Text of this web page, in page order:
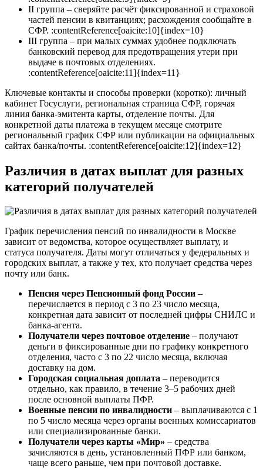
II группа – сверяйте расчёт фиксированной и страховой
частей пенсии в квитанциях; расхождения сообщайте в
СФР. :contentReference[oaicite:10]{index=10}
III группа – при малых суммах удобнее подключать
банковский перевод для предотвращения утери при
выдаче в почтовых отделениях.
:contentReference[oaicite:11]{index=11}
Ключевые контакты и способы проверки (коротко): личный
кабинет Госуслуги, региональная страница СФР, горячая
линия банка-эмитента карты, отделение почты. Для
конкретной даты платежа в текущем месяце смотрите
региональный график СФР или публикации на официальных
сайтах банка/почты. :contentReference[oaicite:12]{index=12}
Различия в датах выплат для разных
категорий получателей
График перечисления пенсий по инвалидности в Москве
зависит от ведомства, которое осуществляет выплату, и
статуса получателя. Даты могут отличаться у федеральных и
городских выплат, а также у тех, кто получает средства через
почту или банк.
Пенсия через Пенсионный фонд России –
перечисляется в период с 3 по 23 число месяца,
конкретная дата зависит от последней цифры СНИЛС и
банка-агента.
Получатели через почтовое отделение – получают
деньги в фиксированные дни по графику конкретного
отделения, часто с 3 по 22 число месяца, включая
доставку на дом.
Городская социальная доплата – переводится
отдельно, как правило, в течение 3–5 рабочих дней
после основной выплаты ПФР.
Военные пенсии по инвалидности – выплачиваются с 1
по 5 число месяца через органы военных комиссариатов
или специализированные банки.
Получатели через карты «Мир» – средства
зачисляются в день, установленный ПФР или банком,
чаще всего раньше, чем при почтовой доставке.